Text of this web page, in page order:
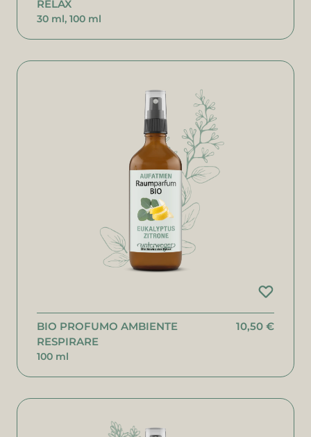
RELAX
30 ml, 100 ml
BIO PROFUMO AMBIENTE
RESPIRARE
100 ml
10,50 €